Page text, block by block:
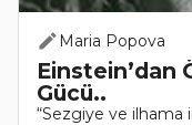
Maria Popova
Einstein’dan
Gücü..
“Sezgiye ve ilhama